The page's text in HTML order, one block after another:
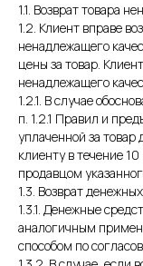
1.1. Возврат товара
1.2. Клиент вправе
ненадлежащего
цены за товар.
ненадлежащего
1.2.1. В случае
п. 1.2.1 Правил и
уплаченной за
клиенту в течение
продавцом
1.3. Возврат
1.3.1. Денежные
аналогичным
способом по